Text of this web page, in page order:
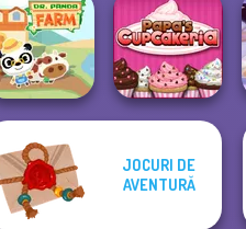
Dr. Panda Farm
Papa's
Cupcakeria
JOCURI DE
AVENTURĂ